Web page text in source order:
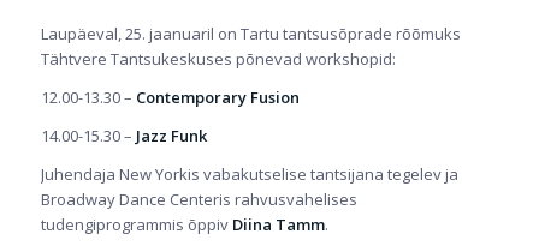
Laupäeval, 25. jaanuaril on Tartu tantsusõprade rõõmuks
Tähtvere Tantsukeskuses põnevad workshopid:
12.00-13.30 – Contemporary Fusion
14.00-15.30 – Jazz Funk
Juhendaja New Yorkis vabakutselise tantsijana tegelev ja
Broadway Dance Centeris rahvusvahelises
tudengiprogrammis õppiv Diina Tamm.